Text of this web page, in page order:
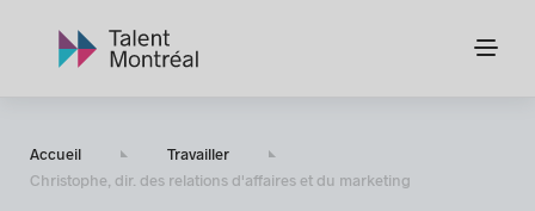
Accueil
Travailler
Christophe, dir. des relations d'affaires et du marketing